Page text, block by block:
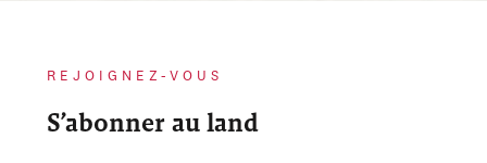
REJOIGNEZ-VOUS
S’abonner au land